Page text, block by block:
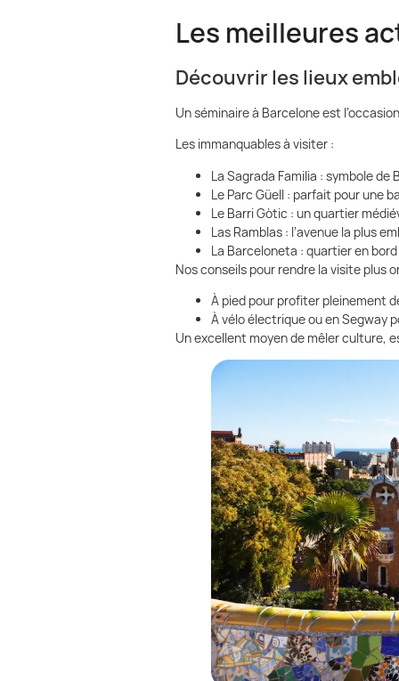
Les meilleures
Découvrir les lieux
Un séminaire à Barcelone est
Les immanquables à visiter :
La Sagrada Familia : symbole
Le Parc Güell : parfait pour une
Le Barri Gòtic : un quartier
Las Ramblas : l’avenue la plus
La Barceloneta : quartier en
Nos conseils pour rendre la visite plus
À pied pour profiter pleinement
À vélo électrique ou en Segway
Un excellent moyen de mêler culture,